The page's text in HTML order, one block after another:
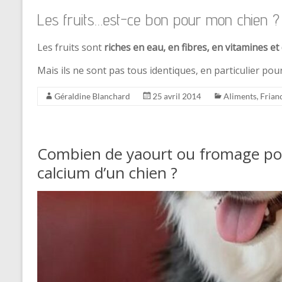
Les fruits…est-ce bon pour mon chien
Les fruits sont riches en eau, en fibres, en vitamines et
Mais ils ne sont pas tous identiques, en particulier
Géraldine Blanchard 25 avril 2014 Aliments,
Combien de yaourt ou fromage
calcium d’un chien ?